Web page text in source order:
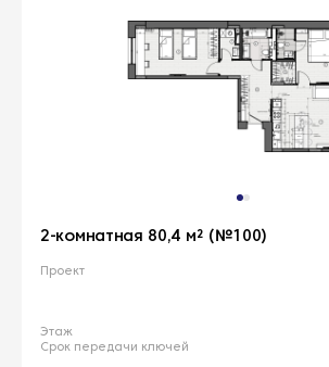
2-комнатная 80,4 м² (№100)
Проект
Этаж
Срок передачи ключей